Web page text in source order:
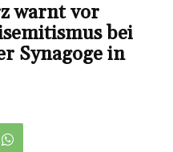
warnt vor
bei
Synagoge in